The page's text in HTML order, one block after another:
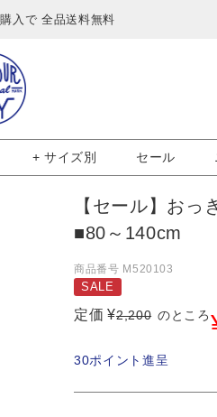
入で 全品送料無料
+ サイズ別 セール
【セール】おっ
■80～140cm
商品番号 M520103
SALE
定価 ¥2,200 のところ
30ポイント進呈